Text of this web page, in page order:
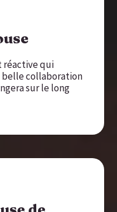
réactive qui
belle collaboration
sur le long